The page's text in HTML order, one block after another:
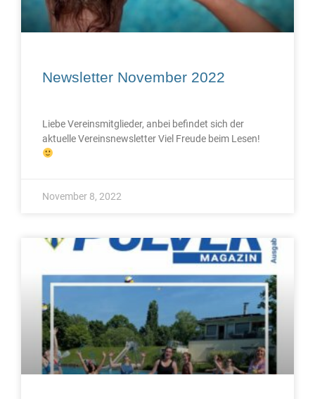
Newsletter November 2022
Liebe Vereinsmitglieder, anbei befindet sich der
aktuelle Vereinsnewsletter Viel Freude beim Lesen!
November 8, 2022